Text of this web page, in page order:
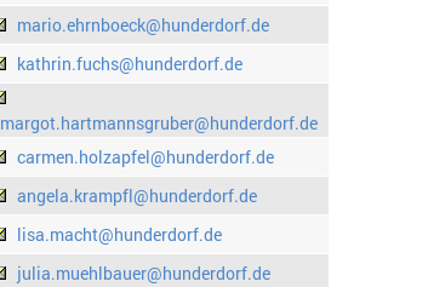
mario.ehrnboeck@hunderdorf.de
kathrin.fuchs@hunderdorf.de
margot.hartmannsgruber@hunderdorf.de
carmen.holzapfel@hunderdorf.de
angela.krampfl@hunderdorf.de
lisa.macht@hunderdorf.de
julia.muehlbauer@hunderdorf.de